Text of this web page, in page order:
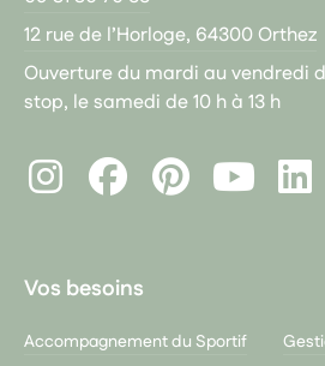
12 rue de l’Horloge, 64300 Orthez
Ouverture du mardi au vendredi
stop, le samedi de 10 h à 13 h
InstagramFacebookPinterest
Vos besoins
Accompagnement du Sportif